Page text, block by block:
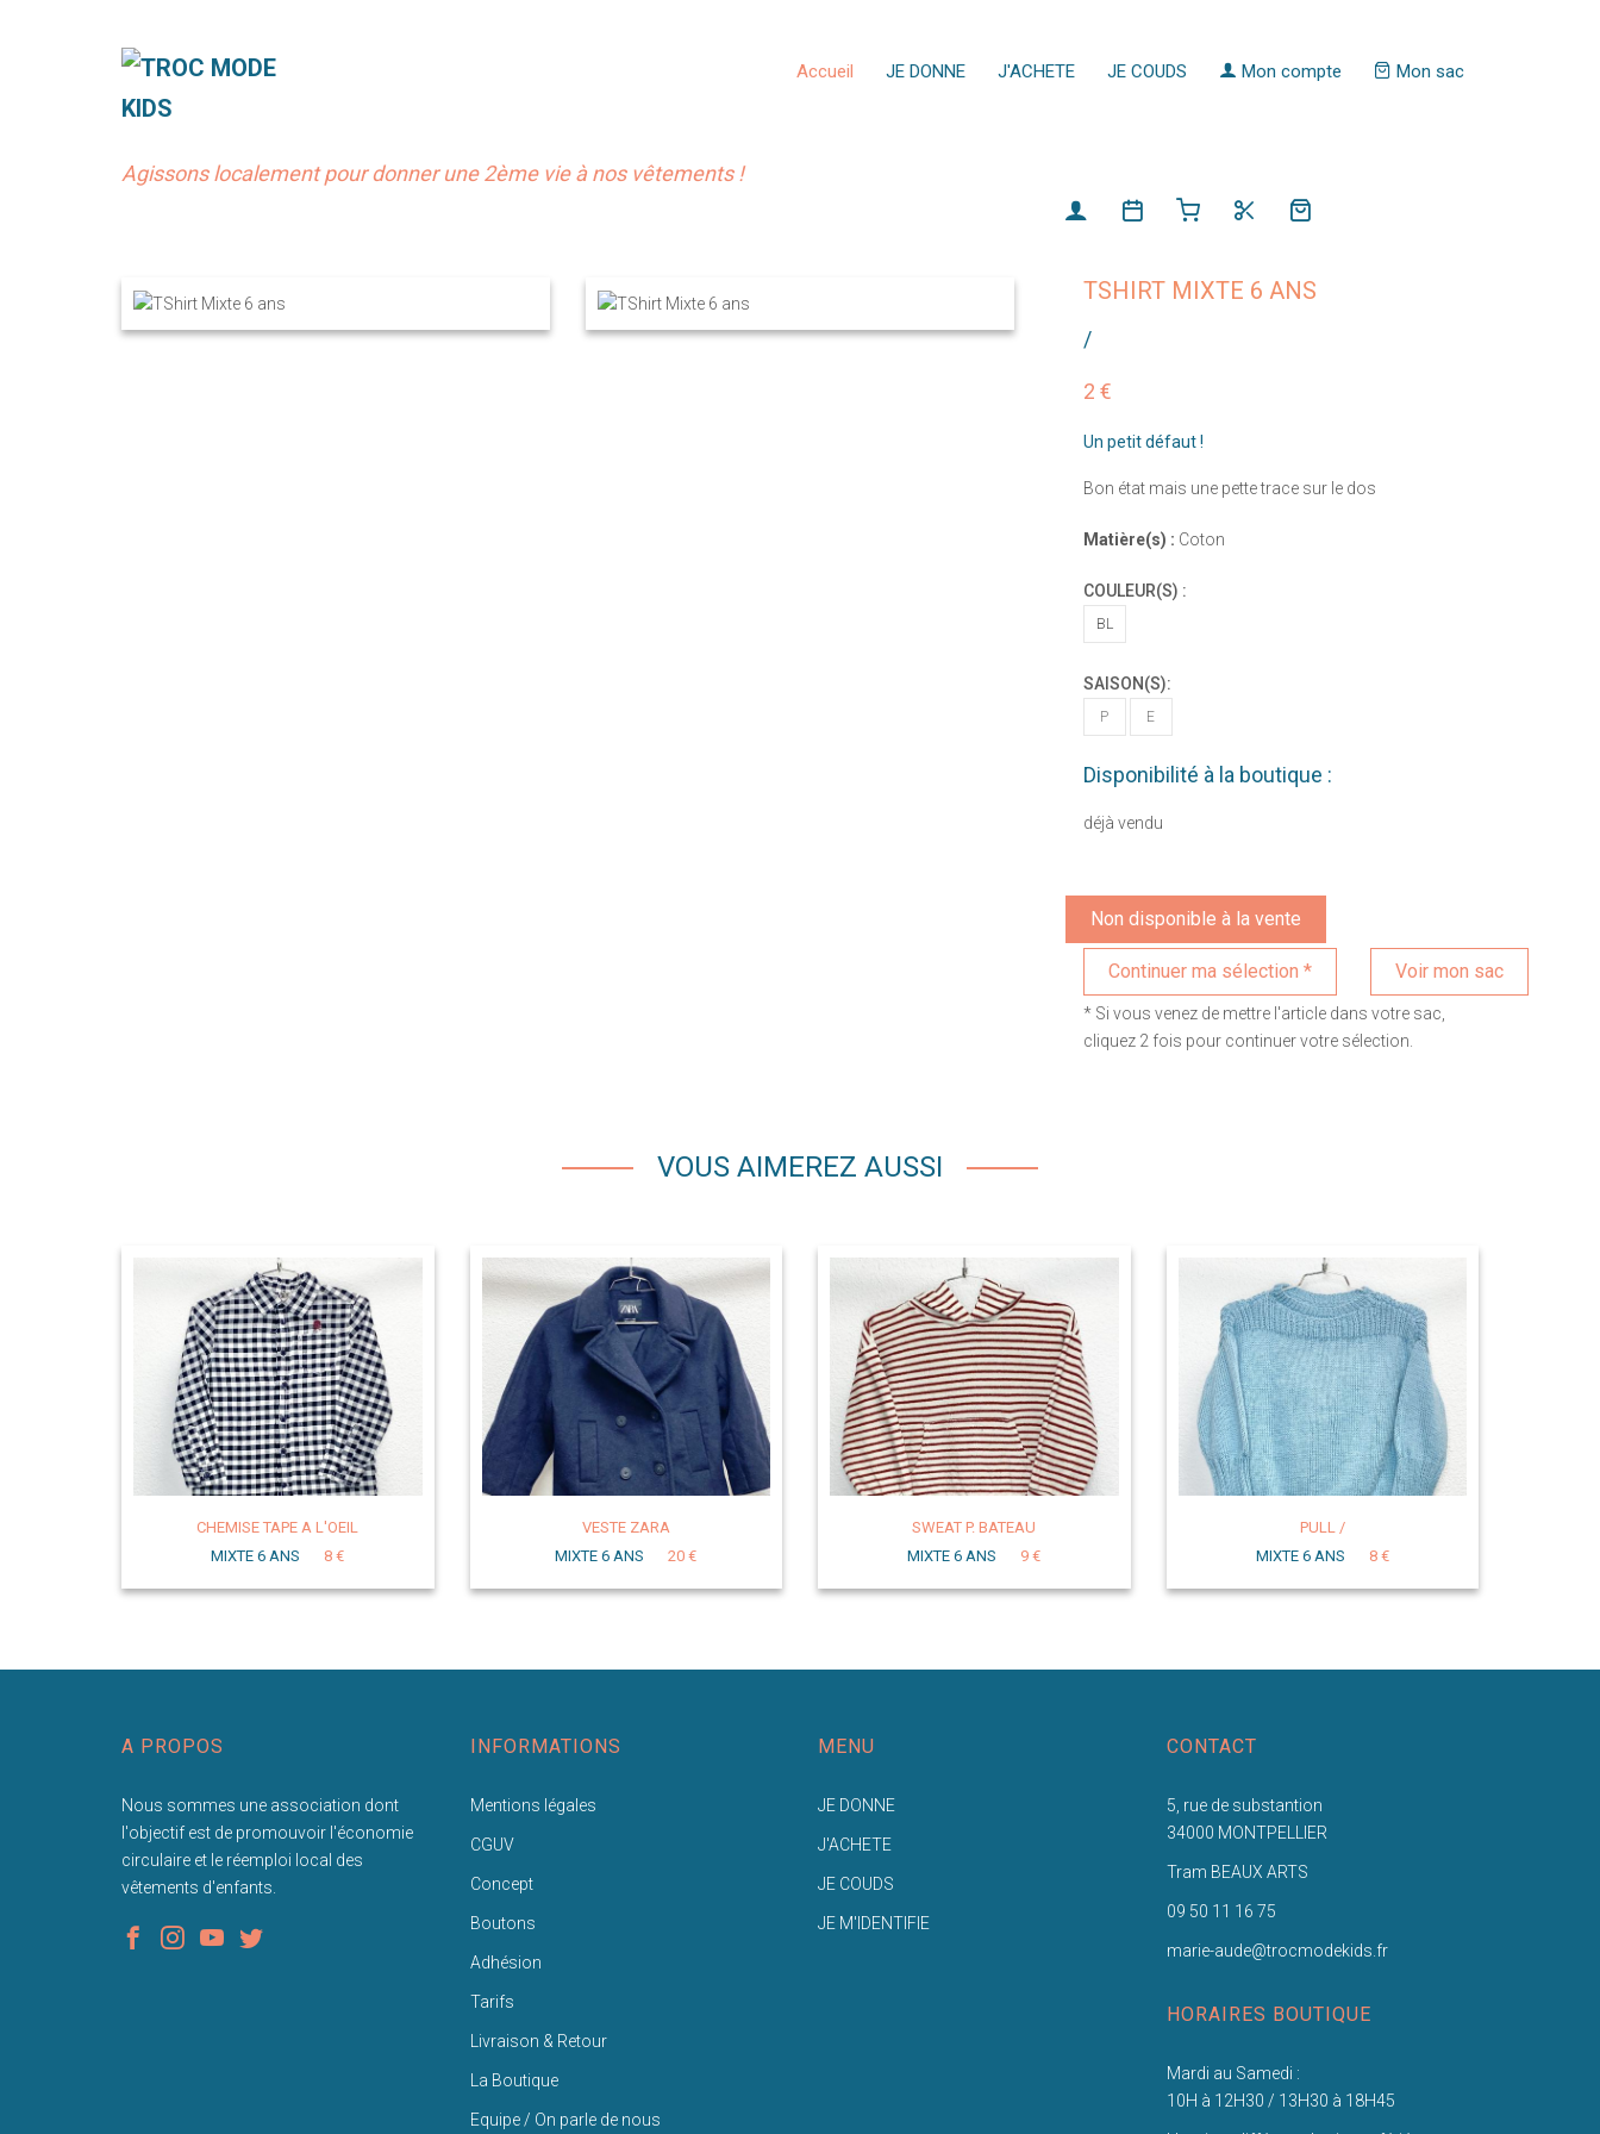
Accueil JE DONNE J'ACHETE JE COUDS Mon compte Mon sac
Agissons localement pour donner une 2ème vie à nos vêtements !
TSHIRT MIXTE 6 ANS
/
2 €
Un petit défaut !
Bon état mais une pette trace sur le dos
Matière(s) : Coton
COULEUR(S) :
BL
SAISON(S):
P E
Disponibilité à la boutique :
déjà vendu
Non disponible à la vente
Voir mon sac
* Si vous venez de mettre l'article dans votre sac,
cliquez 2 fois pour continuer votre sélection.
VOUS AIMEREZ AUSSI
CHEMISE TAPE A L'OEIL
MIXTE 6 ANS
8 €
VESTE ZARA
MIXTE 6 ANS
20 €
SWEAT P. BATEAU
MIXTE 6 ANS
9 €
PULL /
MIXTE 6 ANS
8 €
A PROPOS
Nous sommes une association dont
l'objectif est de promouvoir l'économie
circulaire et le réemploi local des
vêtements d'enfants.
INFORMATIONS
Mentions légales
CGUV
Concept
Boutons
Adhésion
Tarifs
Livraison & Retour
La Boutique
Equipe / On parle de nous
MENU
JE DONNE
J'ACHETE
JE COUDS
JE M'IDENTIFIE
CONTACT
5, rue de substantion
34000 MONTPELLIER
Tram BEAUX ARTS
09 50 11 16 75
marie-aude@trocmodekids.fr
HORAIRES BOUTIQUE
Mardi au Samedi :
10H à 12H30 / 13H30 à 18H45